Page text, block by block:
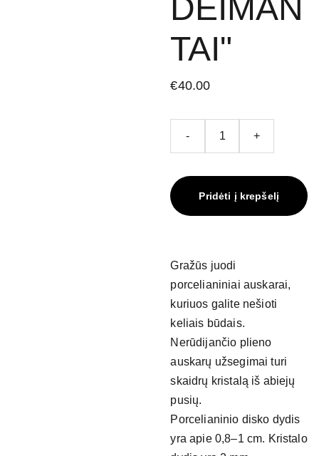
DEIMAN
TAI"
€40.00
- +
Pridėti į krepšelį
Gražūs juodi
porcelianiniai auskarai,
kuriuos galite nešioti
keliais būdais.
Nerūdijančio plieno
auskarų užsegimai turi
skaidrų kristalą iš abiejų
pusių.
Porcelianinio disko dydis
yra apie 0,8–1 cm. Kristalo